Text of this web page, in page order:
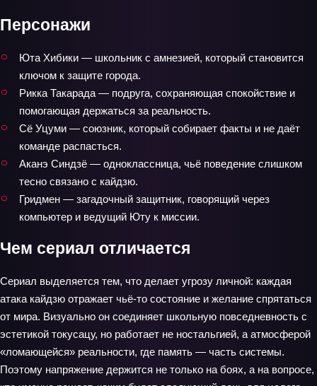
Персонажи
Юта Хибики — школьник с амнезией, который становится
ключом к защите города.
Рикка Такарада — подруга, сохраняющая спокойствие и
помогающая держаться за реальность.
Сё Уцуми — союзник, который собирает факты и не даёт
команде распасться.
Аканэ Синдзё — одноклассница, чьё поведение слишком
тесно связано с кайдзю.
Гридмен — загадочный защитник, говорящий через
компьютер и ведущий Юту к миссии.
Чем сериал отличается
Сериал выделяется тем, что делает угрозу личной: каждая
атака кайдзю отражает чьё-то состояние и желание спрятаться
от мира. Визуально он соединяет школьную повседневность с
эстетикой токусацу, но работает не ностальгией, а атмосферой
«ломающейся» реальности, где память — часть системы.
Поэтому напряжение держится не только на боях, а на вопросе,